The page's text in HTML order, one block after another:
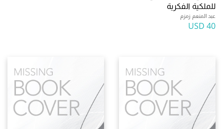
للملكية الفكرية
عبد المنعم زمزم
40 USD